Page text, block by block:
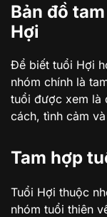
Bản đồ
Hợi
Để biết tuổi Hợi
nhóm chính là
tuổi được xem là
cách, tình cảm
Tam hợp
Tuổi Hợi thuộc
nhóm tuổi thiên